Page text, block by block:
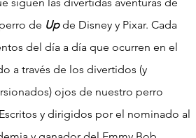
siguen las divertidas aventuras de
de Up de Disney y Pixar. Cada
del día a día que ocurren en el
a través de los divertidos (y
ojos de nuestro perro
y dirigidos por el nominado al